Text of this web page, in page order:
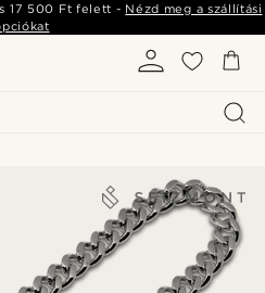
17 500 Ft felett - Nézd meg a szállítási